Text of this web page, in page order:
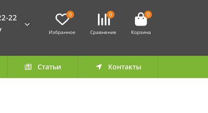
22
0
Избранное
0
Сравнение
0
Корзина
Статьи Контакты